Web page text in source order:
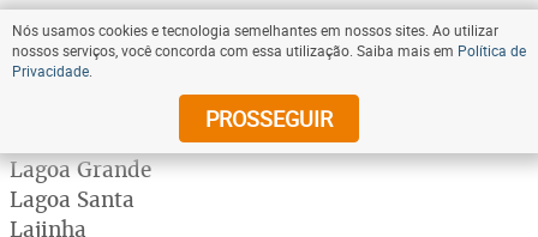
Lagamar
Lagoa da Prata
Lagoa dos Patos
Lagoa Grande
Lagoa Santa
Lajinha
Nós usamos cookies e tecnologia semelhantes em nossos sites. Ao utilizar
nossos serviços, você concorda com essa utilização. Saiba mais em Política de
Privacidade
PROSSEGUIR